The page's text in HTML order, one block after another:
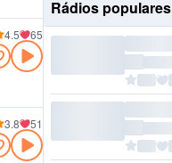
4.5 65
3.8 51
Rádios populares